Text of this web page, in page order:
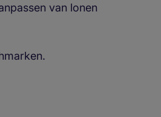
van lonen